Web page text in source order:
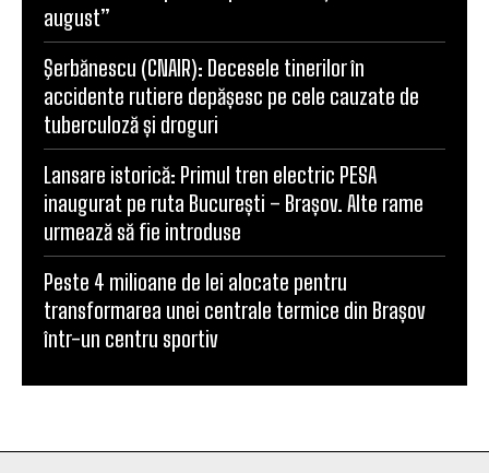
POPULAR ARTICLES
Apartament modern cu 2 camere și dressing de
vânzare în Brașov
VIDEO. Șeful CJ Prahova: „Finalizarea Centurii
Comarnic este posibilă până la sfârșitul lunii
august”
Şerbănescu (CNAIR): Decesele tinerilor în
accidente rutiere depășesc pe cele cauzate de
tuberculoză și droguri
inaugurat pe ruta București – Brașov. Alte rame